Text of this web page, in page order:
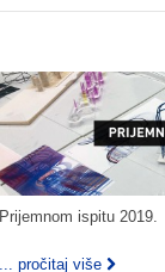
Prijemnom ispitu 2019.
... pročitaj više